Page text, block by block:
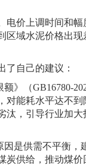
电价上调时间和
区域水泥价格出
了自己的建议：
》（GB16780-
对能耗水平达不
汰，引导行业加
是供需不平衡，
炭供给，推动煤